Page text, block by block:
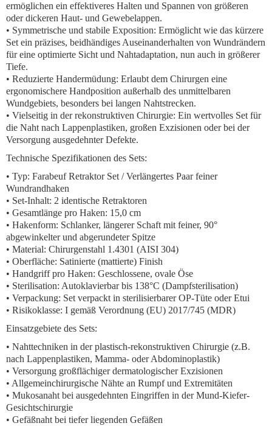
ermöglichen ein effektiveres Halten und Spannen von größeren
oder dickeren Haut- und Gewebelappen.
• Symmetrische und stabile Exposition: Ermöglicht wie das kürzere
Set ein präzises, beidhändiges Auseinanderhalten von Wundrändern
für eine optimierte Sicht und Nahtadaptation, nun auch in größerer
Tiefe.
• Reduzierte Handermüdung: Erlaubt dem Chirurgen eine
ergonomischere Handposition außerhalb des unmittelbaren
Wundgebiets, besonders bei langen Nahtstrecken.
• Vielseitig in der rekonstruktiven Chirurgie: Ein wertvolles Set für
die Naht nach Lappenplastiken, großen Exzisionen oder bei der
Versorgung ausgedehnter Defekte.
Technische Spezifikationen des Sets:
• Typ: Farabeuf Retraktor Set / Verlängertes Paar feiner
Wundrandhaken
• Set-Inhalt: 2 identische Retraktoren
• Gesamtlänge pro Haken: 15,0 cm
• Hakenform: Schlanker, längerer Schaft mit feiner, 90°
abgewinkelter und abgerundeter Spitze
• Material: Chirurgenstahl 1.4301 (AISI 304)
• Oberfläche: Satinierte (mattierte) Finish
• Handgriff pro Haken: Geschlossene, ovale Öse
• Sterilisation: Autoklavierbar bis 138°C (Dampfsterilisation)
• Verpackung: Set verpackt in sterilisierbarer OP-Tüte oder Etui
• Risikoklasse: I gemäß Verordnung (EU) 2017/745 (MDR)
Einsatzgebiete des Sets:
• Nahttechniken in der plastisch-rekonstruktiven Chirurgie (z.B.
nach Lappenplastiken, Mamma- oder Abdominoplastik)
• Versorgung großflächiger dermatologischer Exzisionen
• Allgemeinchirurgische Nähte an Rumpf und Extremitäten
• Mukosanaht bei ausgedehnten Eingriffen in der Mund-Kiefer-
Gesichtschirurgie
• Gefäßnaht bei tiefer liegenden Gefäßen